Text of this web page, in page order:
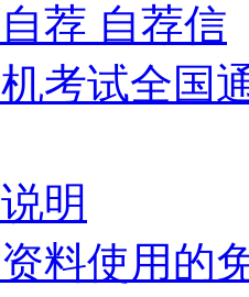
荐 自荐信
考试全国
明
料使用的